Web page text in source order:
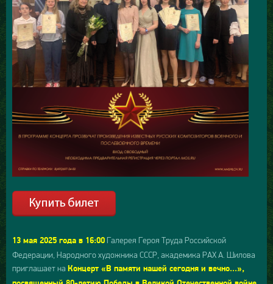
13 мая 2025 года в 16:00 Галерея Героя Труда Российской
Федерации, Народного художника СССР, академика РАХ А. Шилова
приглашает на Концерт «В памяти нашей сегодня и вечно...»,